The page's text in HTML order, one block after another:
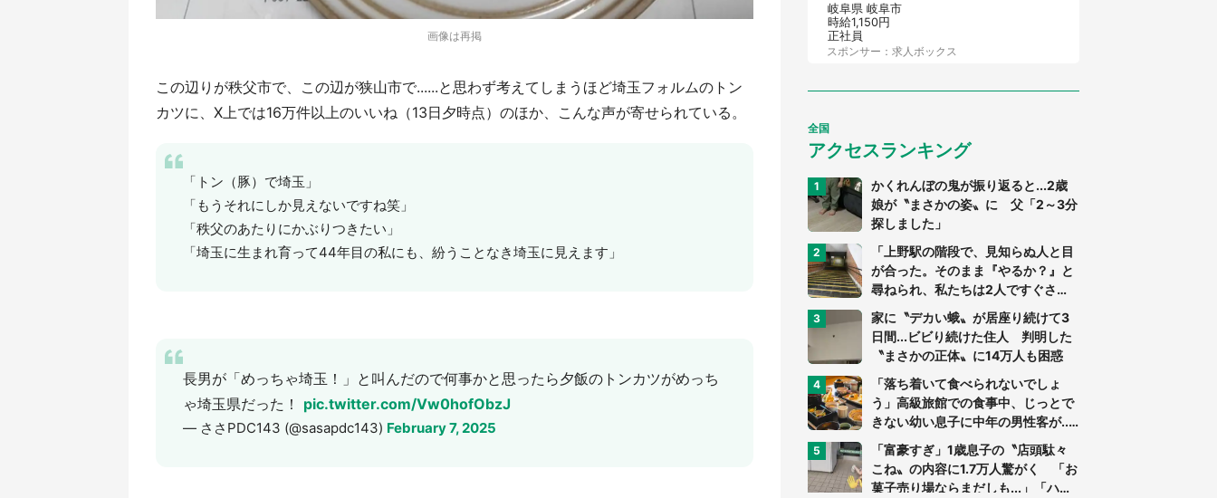
画像は再掲
この辺りが秩父市で、この辺が狭山市で......と思わず考えてしまうほど埼玉フォルムのトン
カツに、X上では16万件以上のいいね（13日夕時点）のほか、こんな声が寄せられている。
「トン（豚）で埼玉」
「もうそれにしか見えないですね笑」
「秩父のあたりにかぶりつきたい」
「埼玉に生まれ育って44年目の私にも、紛うことなき埼玉に見えます」
長男が「めっちゃ埼玉！」と叫んだので何事かと思ったら夕飯のトンカツがめっち
ゃ埼玉県だった！ pic.twitter.com/Vw0hofObzJ
— ささPDC143 (@sasapdc143) February 7, 2025
岐阜県 岐阜市
時給1,150円
正社員
スポンサー：求人ボックス
全国
アクセスランキング
かくれんぼの鬼が振り返ると...2歳
娘が〝まさかの姿〟に 父「2～3分
探しました」
「上野駅の階段で、見知らぬ人と目
が合った。そのまま『やるか？』と
尋ねられ、私たちは2人ですぐさ
ま...」（茨城県・70代男性）
家に〝デカい蛾〟が居座り続けて3
日間...ビビり続けた住人 判明した
〝まさかの正体〟に14万人も困惑
「落ち着いて食べられないでしょ
う」高級旅館での食事中、じっとで
きない幼い息子に中年の男性客が...
（東京都・40代男性）
「富豪すぎ」1歳息子の〝店頭駄々
こね〟の内容に1.7万人驚がく 「お
菓子売り場ならまだしも...」「ハー